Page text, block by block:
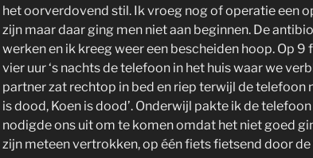
het oorverdovend stil. Ik vroeg nog of operatie een
zijn maar daar ging men niet aan beginnen. De
werken en ik kreeg weer een bescheiden hoop. Op 9
vier uur ‘s nachts de telefoon in het huis waar we
partner zat rechtop in bed en riep terwijl de telefoon
is dood, Koen is dood’. Onderwijl pakte ik de
nodigde ons uit om te komen omdat het niet goed
zijn meteen vertrokken, op één fiets fietsend door de